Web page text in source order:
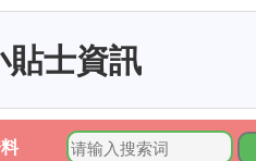
貼士資訊